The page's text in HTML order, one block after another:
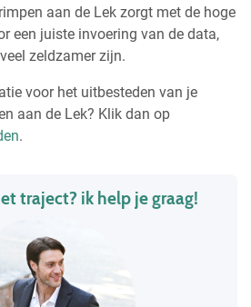
aan de Lek zorgt met de hoge
een juiste invoering van de data,
zeldzamer zijn.
voor het uitbesteden van je
aan de Lek? Klik dan op
.
traject? ik help je graag!